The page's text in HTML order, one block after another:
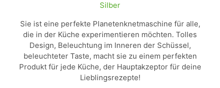
Silber
Sie ist eine perfekte Planetenknetmaschine für alle,
die in der Küche experimentieren möchten. Tolles
Design, Beleuchtung im Inneren der Schüssel,
beleuchteter Taste, macht sie zu einem perfekten
Produkt für jede Küche, der Hauptakzeptor für deine
Lieblingsrezepte!